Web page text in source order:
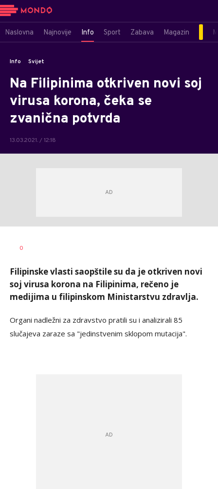
Naslovna Najnovije Info Sport Zabava Magazin
Info Svijet
Na Filipinima otkriven novi soj
virusa korona, čeka se
zvanična potvrda
13.03.2021. / 12:18
AUTOR
0
Filipinske vlasti saopštile su da je otkriven novi
soj virusa korona na Filipinima, rečeno je
medijima u filipinskom Ministarstvu zdravlja.
Organi nadležni za zdravstvo pratili su i analizirali 85
slučajeva zaraze sa "jedinstvenim sklopom mutacija".